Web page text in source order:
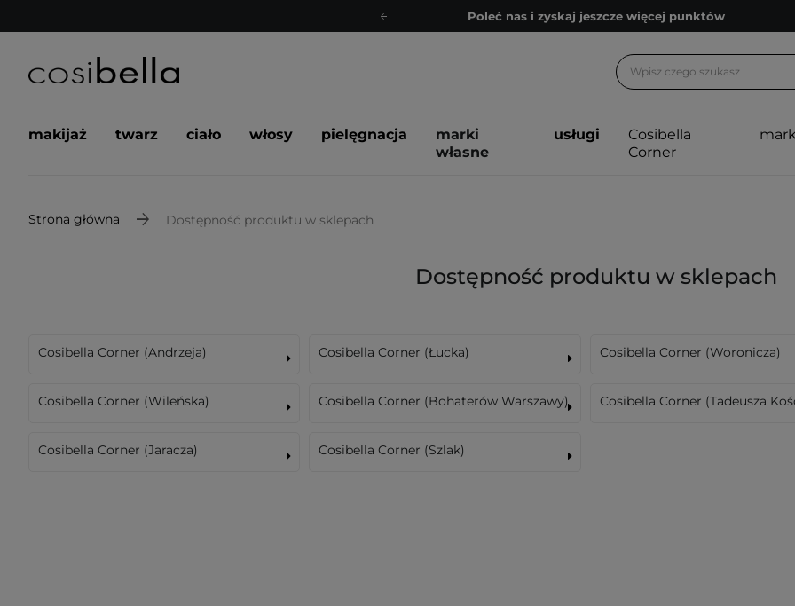
Poleć nas i zyskaj jeszcze więcej punktów
Bezpłatne konsultacje kosmetologiczne
Poleć nas i zyskaj jeszcze więcej punktów
makijaż twarz ciało włosy pielęgnacja
marki
własne
usługi
Cosibella
Corner
Strona główna Dostępność produktu w sklepach
Dostępność produktu w sklepach
Cosibella Corner (Andrzeja) Cosibella Corner (Łucka) Cosibella Corner (Woronicza)
Cosibella Corner (Wileńska) Cosibella Corner (Bohaterów Warszawy) Cosibella Corner (Tadeusza
Cosibella Corner (Jaracza) Cosibella Corner (Szlak)